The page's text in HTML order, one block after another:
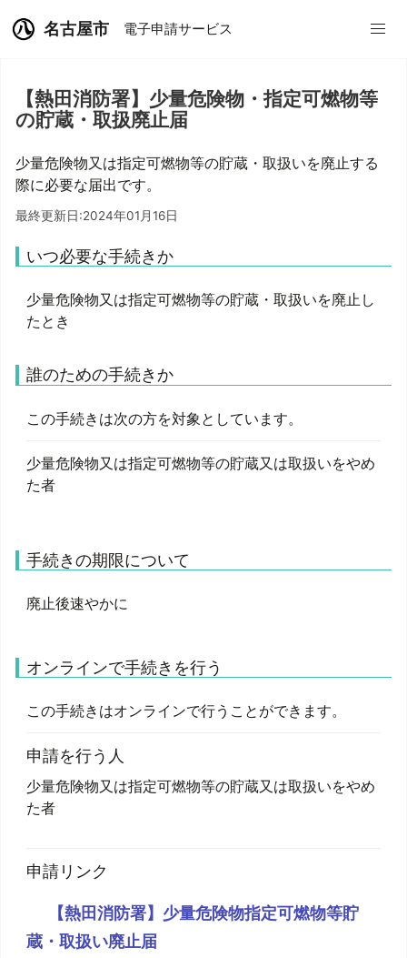
名古屋市 電子申請サービス
【熱田消防署】少量危険物・指定可燃物等
の貯蔵・取扱廃止届
少量危険物又は指定可燃物等の貯蔵・取扱いを廃止する
際に必要な届出です。
最終更新日:2024年01月16日
いつ必要な手続きか
少量危険物又は指定可燃物等の貯蔵・取扱いを廃止し
たとき
誰のための手続きか
この手続きは次の方を対象としています。
少量危険物又は指定可燃物等の貯蔵又は取扱いをやめ
た者
手続きの期限について
廃止後速やかに
オンラインで手続きを行う
この手続きはオンラインで行うことができます。
申請を行う人
少量危険物又は指定可燃物等の貯蔵又は取扱いをやめ
た者
申請リンク
【熱田消防署】少量危険物指定可燃物等貯
蔵・取扱い廃止届